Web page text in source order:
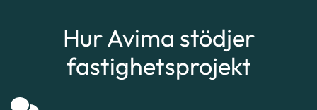
Hur Avima stödjer
fastighetsprojekt